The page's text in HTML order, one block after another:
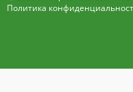
нержавеющая
Политика